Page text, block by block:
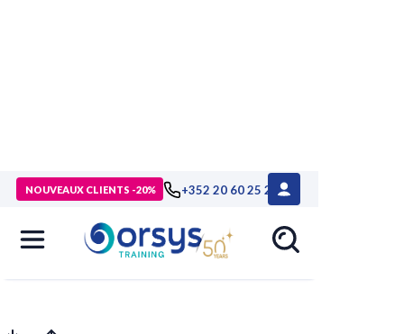
NOUVEAUX CLIENTS -20% +352 20 60 25 26
Développer ses connaissances et
compétences digitales, Certification